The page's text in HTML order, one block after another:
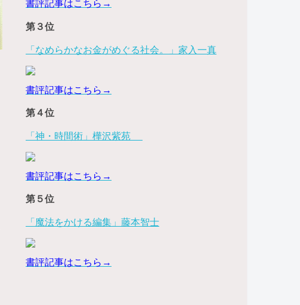
書評記事はこちら→
第３位
「なめらかなお金がめぐる社会。」家入一真
書評記事はこちら→
第４位
「神・時間術」樺沢紫苑
書評記事はこちら→
第５位
「魔法をかける編集」藤本智士
書評記事はこちら→